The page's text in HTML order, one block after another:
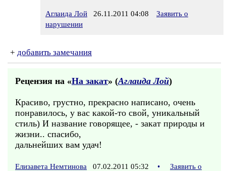
Аглаида Лой 26.11.2011 04:08
Заявить о
нарушении
+ добавить замечания
Рецензия на «На закат» (Аглаида Лой)
Красиво, грустно, прекрасно написано, очень
понравилось, у вас какой-то свой, уникальный
стиль) И название говорящее, - закат природы и
жизни.. спасибо,
дальнейших вам удач!
Елизавета Немтинова 07.02.2011 05:32 •
Заявить о